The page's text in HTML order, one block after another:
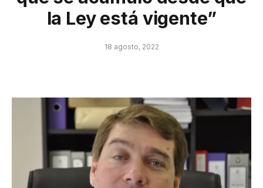
la Ley está vigente”
18 agosto, 2022